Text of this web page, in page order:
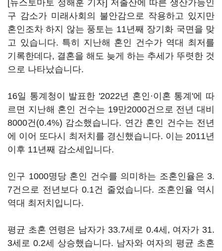
[뉴스토마토 정해훈 기자] 저출산에 따른 생산가능인
구 감소가 미래사회의 불안감으로 작용하고 있지만
혼인조차 하지 않는 풍토는 11년째 장기화 국면을 맞
고 있습니다. 특히 지난해 혼인 건수가 역대 최저를
기록한데다, 결혼을 해도 늦게 하는 추세가 뚜렷한 것
으로 나타났습니다.
16일 통계청이 발표한 '2022년 혼인·이혼 통계'에 따
르면 지난해 혼인 건수는 19만2000건으로 전년 대비
8000건(0.4%) 감소했습니다. 연간 혼인 건수는 전년
에 이어 또다시 최저치를 경신했습니다. 이는 2011년
이후 11년째 감소세입니다.
인구 1000명당 혼인 건수를 의미하는 조혼인율은 3.
7건으로 전년보다 0.1건 줄었습니다. 조혼인율 역시
역대 최저치입니다.
평균 초혼 연령은 남자가 33.7세로 0.4세, 여자가 31.
3세로 0.2세 상승했습니다. 남자와 여자의 평균 초혼